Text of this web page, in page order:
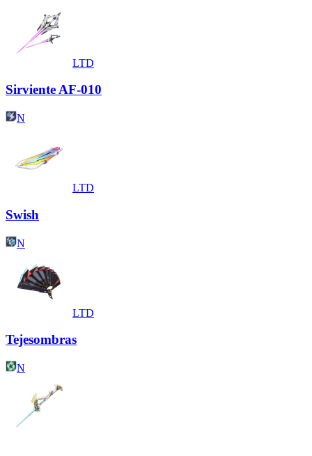
LTD
Sirviente AF-010
N
LTD
Swish
N
LTD
Tejesombras
N